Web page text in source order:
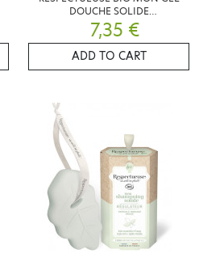
DOUCHE SOLIDE
DERMOPROTECTEUR 75G
7,35 €
ADD TO CART